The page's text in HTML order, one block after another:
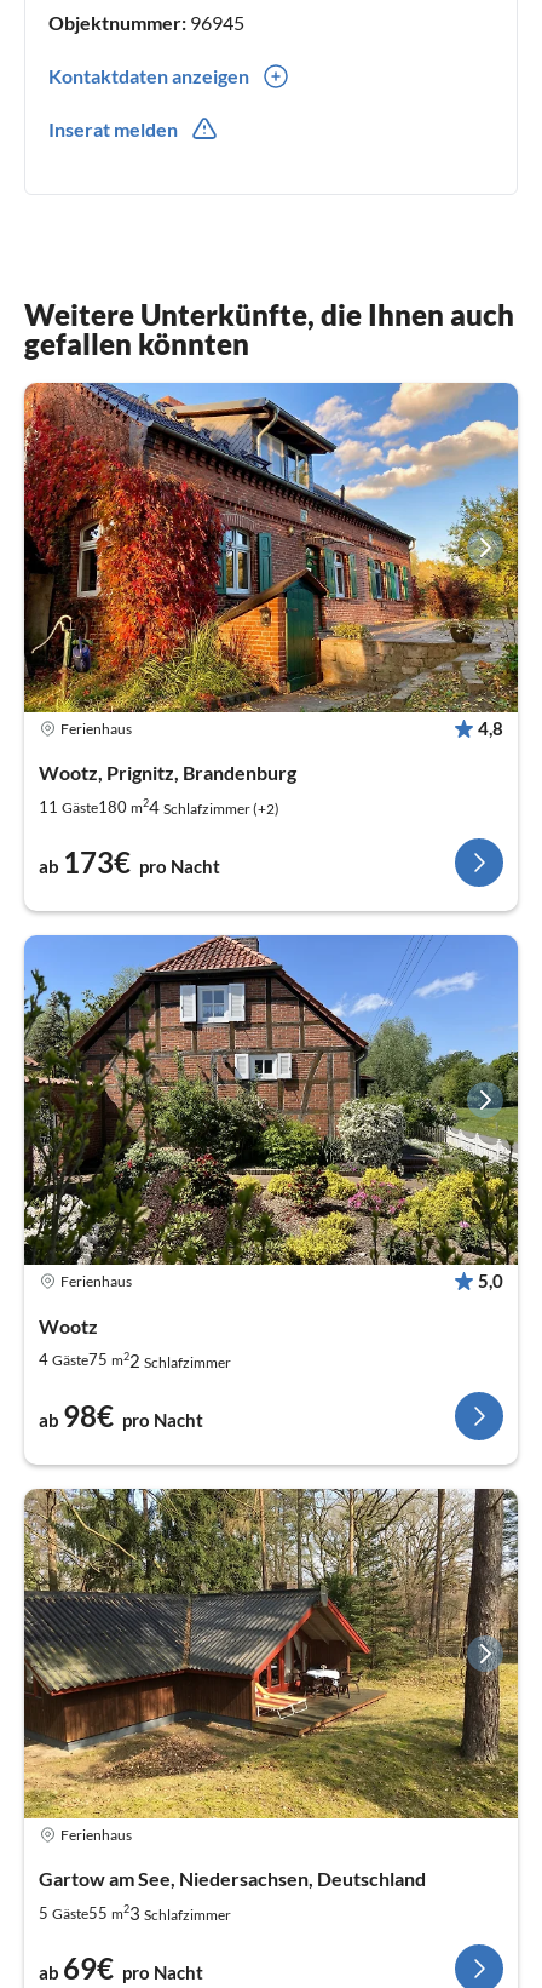
Objektnummer: 96945
Kontaktdaten anzeigen
Inserat melden
Weitere Unterkünfte, die Ihnen auch
gefallen könnten
Ferienhaus 4,8
Wootz, Prignitz, Brandenburg
11 Gäste180 m24 Schlafzimmer (+2)
ab 173€ pro Nacht
Ferienhaus 5,0
Wootz
4 Gäste75 m22 Schlafzimmer
ab 98€ pro Nacht
Ferienhaus
Gartow am See, Niedersachsen, Deutschland
5 Gäste55 m23 Schlafzimmer
ab 69€ pro Nacht